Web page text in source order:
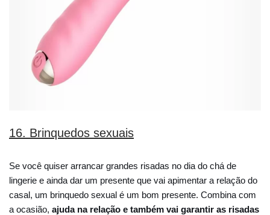
16. Brinquedos sexuais
Se você quiser arrancar grandes risadas no dia do chá de
lingerie e ainda dar um presente que vai apimentar a relação do
casal, um brinquedo sexual é um bom presente. Combina com
a ocasião, ajuda na relação e também vai garantir as risadas